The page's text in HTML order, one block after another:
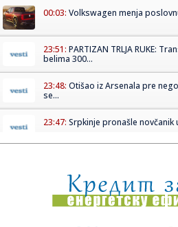
00:03: Volkswagen menja
23:51: PARTIZAN TRLJA RUKE:
belima 300...
23:48: Otišao iz Arsenala pre
se...
23:47: Srpkinje pronašle novčanik
23:42:Kraj za Aleksandru i Anu: